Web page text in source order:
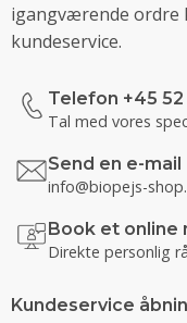
igangværende ordre
kundeservice.
Telefon +45
Tal med vores
Send en e-mail
info@biopejs-
Book et online
Direkte personlig
Kundeservice